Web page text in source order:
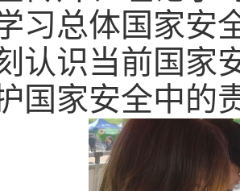
习总体国家安
认识当前国家
国家安全中的